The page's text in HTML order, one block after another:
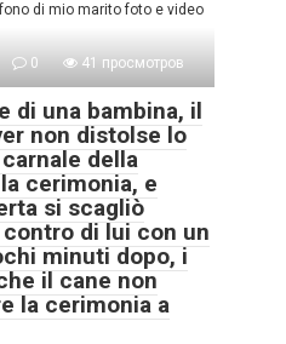
di mio marito foto e video
0 41 просмотров
di una bambina, il
non distolse lo
della
cerimonia, e
si scagliò
di lui con un
minuti dopo, i
il cane non
la cerimonia a